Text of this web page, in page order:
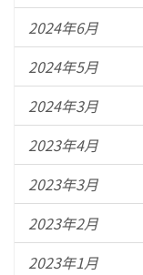
2024年6月
2024年5月
2024年3月
2023年4月
2023年3月
2023年2月
2023年1月